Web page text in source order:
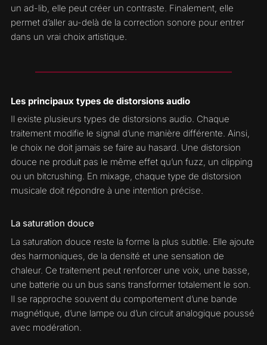
un ad-lib, elle peut créer un contraste. Finalement, elle
permet d’aller au-delà de la correction sonore pour entrer
dans un vrai choix artistique.
Les principaux types de distorsions audio
Il existe plusieurs types de distorsions audio. Chaque
traitement modifie le signal d’une manière différente. Ainsi,
le choix ne doit jamais se faire au hasard. Une distorsion
douce ne produit pas le même effet qu’un fuzz, un clipping
ou un bitcrushing. En mixage, chaque type de distorsion
musicale doit répondre à une intention précise.
La saturation douce
La saturation douce reste la forme la plus subtile. Elle ajoute
des harmoniques, de la densité et une sensation de
chaleur. Ce traitement peut renforcer une voix, une basse,
une batterie ou un bus sans transformer totalement le son.
Il se rapproche souvent du comportement d’une bande
magnétique, d’une lampe ou d’un circuit analogique poussé
avec modération.